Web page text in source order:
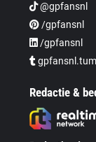
@gpfansnl
/gpfansnl
/gpfansnl
Redactie &